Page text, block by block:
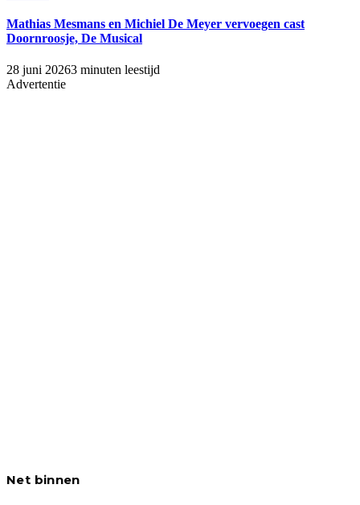
Mathias Mesmans en Michiel De Meyer vervoegen cast
Doornroosje, De Musical
28 juni 20263 minuten leestijd
Advertentie
Net binnen